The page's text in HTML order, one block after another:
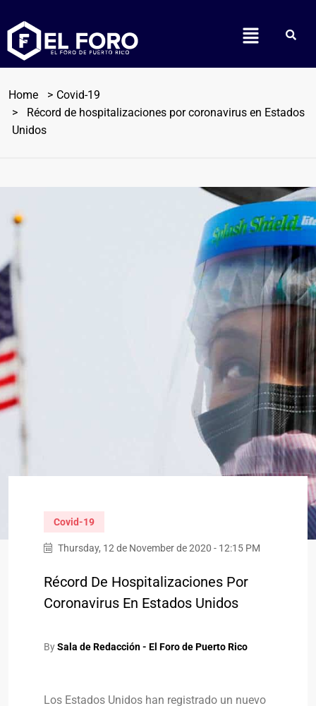
Home
Covid-19
Récord de hospitalizaciones por coronavirus en Estados
Unidos
Covid-19
Thursday, 12 de November de 2020 - 12:15 PM
Récord De Hospitalizaciones Por
Coronavirus En Estados Unidos
BySala de Redacción - El Foro de Puerto Rico
Los Estados Unidos han registrado un nuevo